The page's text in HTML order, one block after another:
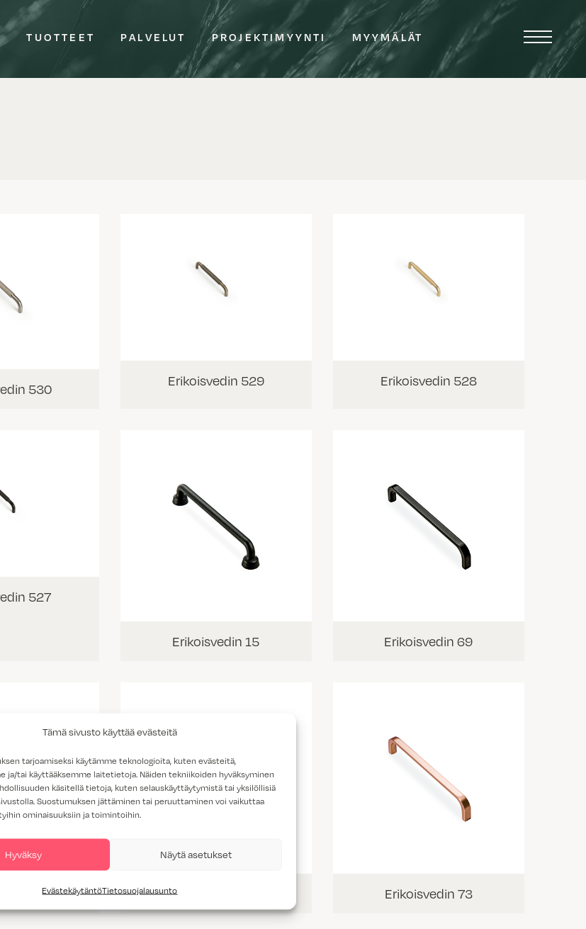
Tämä sivusto käyttää evästeitä
tarjoamiseksi käytämme teknologioita, kuten evästeitä,
ja/tai käyttääksemme laitetietoja. Näiden tekniikoiden hyväksyminen
käsitellä tietoja, kuten selauskäyttäytymistä tai yksilöllisiä
Suostumuksen jättäminen tai peruuttaminen voi vaikuttaa
ominaisuuksiin ja toimintoihin.
Hyväksy Näytä asetukset
EvästekäytäntöTietosuojalausunto
TUOTTEET PALVELUT PROJEKTIMYYNTI MYYMÄLÄT
530 Erikoisvedin 529 Erikoisvedin 528
527
Erikoisvedin 15 Erikoisvedin 69
71 Erikoisvedin 72 Erikoisvedin 73